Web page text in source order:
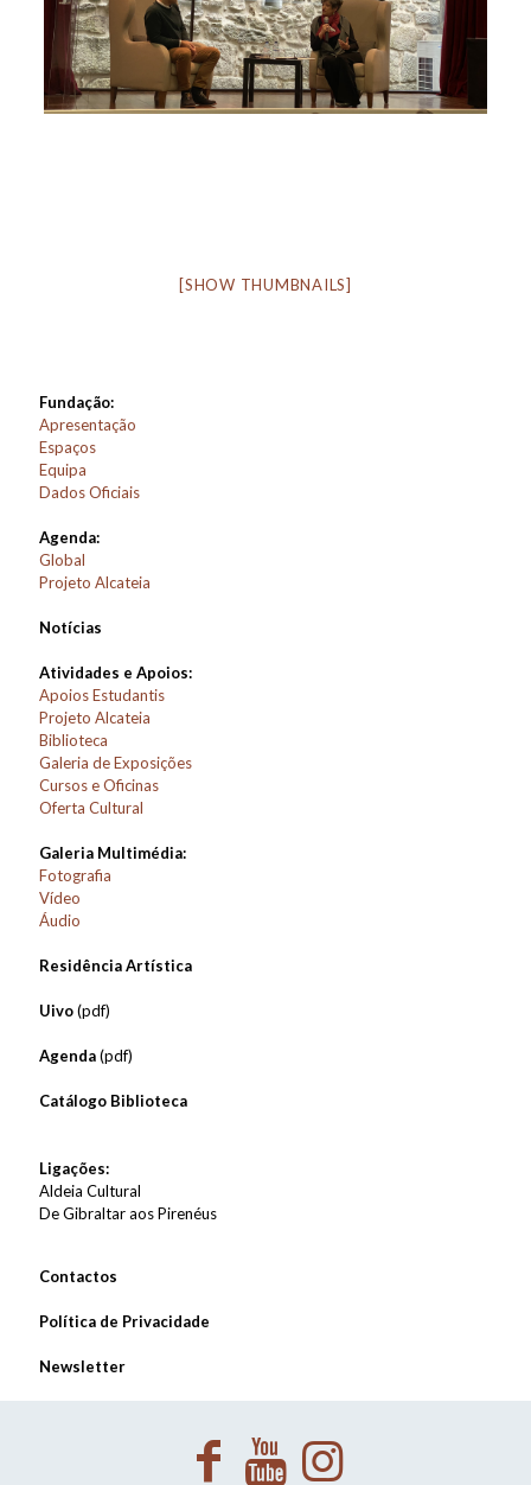
[SHOW THUMBNAILS]
Fundação:
Apresentação
Espaços
Equipa
Dados Oficiais
Agenda:
Global
Projeto Alcateia
Notícias
Atividades e Apoios:
Apoios Estudantis
Projeto Alcateia
Biblioteca
Galeria de Exposições
Cursos e Oficinas
Oferta Cultural
Galeria Multimédia:
Fotografia
Vídeo
Áudio
Residência Artística
Uivo(pdf)
Agenda(pdf)
Catálogo Biblioteca
Ligações:
Aldeia Cultural
De Gibraltar aos Pirenéus
Contactos
Política de Privacidade
Newsletter